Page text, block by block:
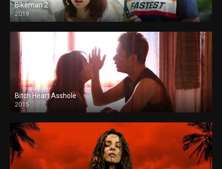
Bikeman 2
2019
Bitch Heart Asshole
2015